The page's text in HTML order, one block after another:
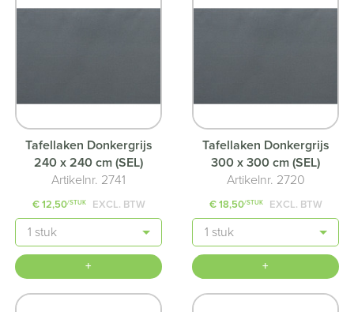
Tafellaken Donkergrijs
240 x 240 cm (SEL)
Artikelnr. 2741
€ 12,50/STUK EXCL. BTW
Aantal
+
Tafellaken Donkergrijs
300 x 300 cm (SEL)
Artikelnr. 2720
€ 18,50/STUK EXCL. BTW
Aantal
+